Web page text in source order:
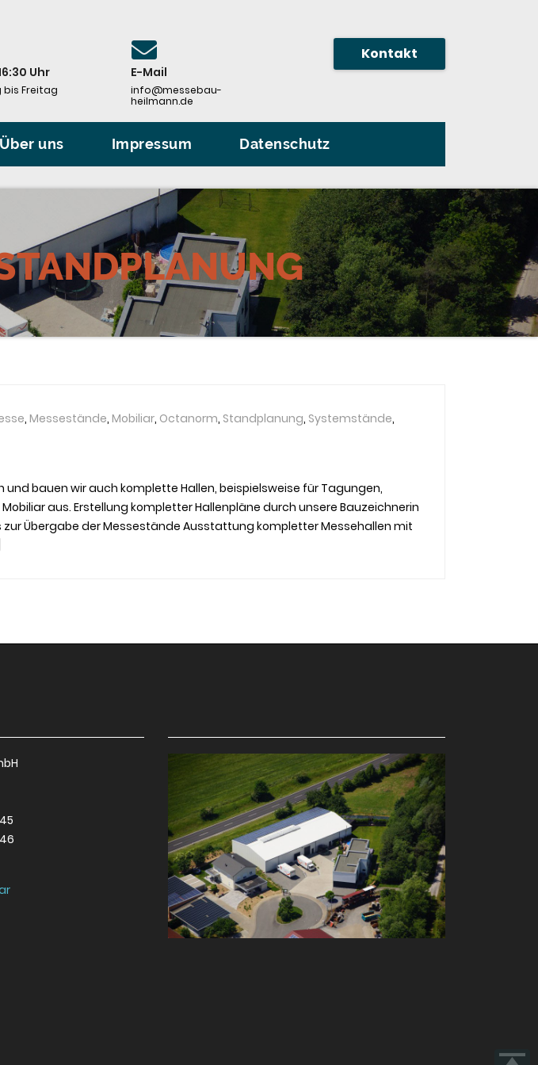
Uhr
bis Freitag
E-Mail
info@messebau-
heilmann.de
Kontakt
Über uns Impressum Datenschutz
, Messestände, Mobiliar, Octanorm, Standplanung, Systemstände,
bauen wir auch komplette Hallen, beispielsweise für Tagungen,
aus. Erstellung kompletter Hallenpläne durch unsere Bauzeichnerin
Übergabe der Messestände Ausstattung kompletter Messehallen mit